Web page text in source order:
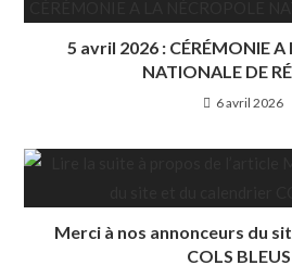
5 avril 2026 : CÉRÉMONIE A
NATIONALE DE
6 avril 2026
Merci à nos annonceurs du
COLS